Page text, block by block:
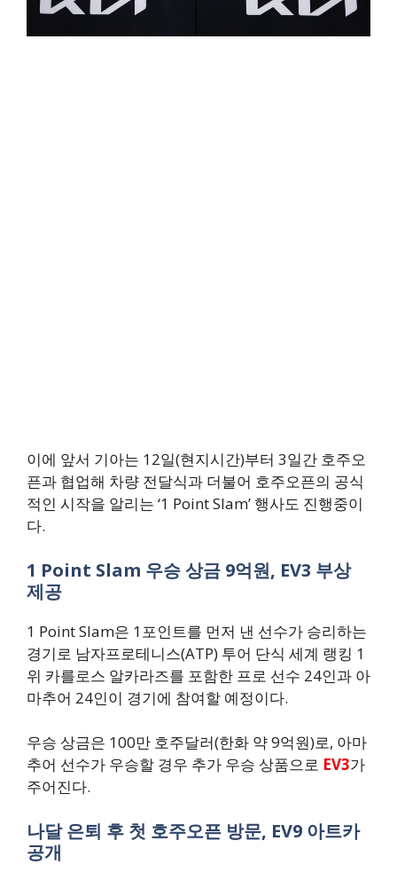
이에 앞서 기아는 12일(현지시간)부터 3일간 호주오
픈과 협업해 차량 전달식과 더불어 호주오픈의 공식
적인 시작을 알리는 ‘1 Point Slam’ 행사도 진행중이
다.
1 Point Slam 우승 상금 9억원, EV3 부상
제공
1 Point Slam은 1포인트를 먼저 낸 선수가 승리하는
경기로 남자프로테니스(ATP) 투어 단식 세계 랭킹 1
위 카를로스 알카라즈를 포함한 프로 선수 24인과 아
마추어 24인이 경기에 참여할 예정이다.
우승 상금은 100만 호주달러(한화 약 9억원)로, 아마
추어 선수가 우승할 경우 추가 우승 상품으로 EV3가
주어진다.
나달 은퇴 후 첫 호주오픈 방문, EV9 아트카
공개